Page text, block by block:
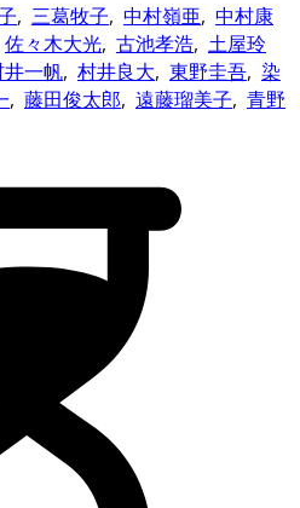
, 三葛牧子, 中村嶺亜, 中村康
佐々木大光, 古池孝浩, 土屋玲
井一帆, 村井良大, 東野圭吾, 染
, 藤田俊太郎, 遠藤瑠美子, 青野